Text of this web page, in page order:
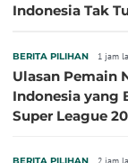
Indonesia Tak
BERITA PILIHAN 1 jam
Ulasan Pemain
Indonesia yang
Super League
BERITA PILIHAN 2 jam